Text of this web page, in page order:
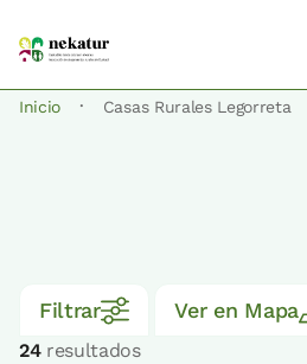
Inicio · Casas Rurales Legorreta
Filtrar Ver en Mapa
24resultados